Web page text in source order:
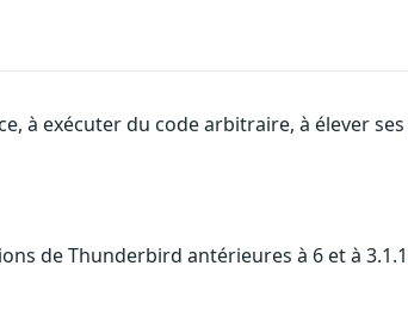
à exécuter du code arbitraire, à élever
de Thunderbird antérieures à 6 et à